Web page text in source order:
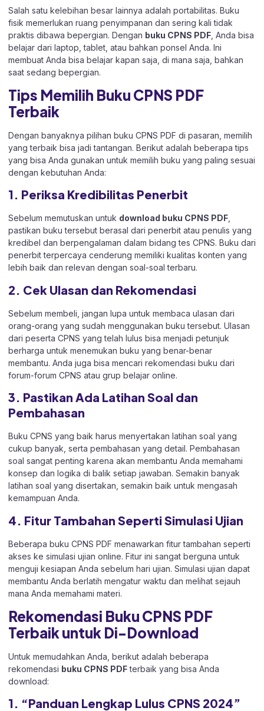
Salah satu kelebihan besar lainnya adalah portabilitas. Buku
fisik memerlukan ruang penyimpanan dan sering kali tidak
praktis dibawa bepergian. Dengan buku CPNS PDF , Anda bisa
belajar dari laptop, tablet, atau bahkan ponsel Anda. Ini
membuat Anda bisa belajar kapan saja, di mana saja, bahkan
saat sedang bepergian.
Tips Memilih Buku CPNS PDF
Terbaik
Dengan banyaknya pilihan buku CPNS PDF di pasaran, memilih
yang terbaik bisa jadi tantangan. Berikut adalah beberapa tips
yang bisa Anda gunakan untuk memilih buku yang paling sesuai
dengan kebutuhan Anda:
1. Periksa Kredibilitas Penerbit
Sebelum memutuskan untuk download buku CPNS PDF
pastikan buku tersebut berasal dari penerbit atau penulis yang
kredibel dan berpengalaman dalam bidang tes CPNS. Buku dari
penerbit terpercaya cenderung memiliki kualitas konten yang
lebih baik dan relevan dengan soal-soal terbaru.
2. Cek Ulasan dan Rekomendasi
Sebelum membeli, jangan lupa untuk membaca ulasan dari
orang-orang yang sudah menggunakan buku tersebut. Ulasan
dari peserta CPNS yang telah lulus bisa menjadi petunjuk
berharga untuk menemukan buku yang benar-benar
membantu. Anda juga bisa mencari rekomendasi buku dari
forum-forum CPNS atau grup belajar online.
3. Pastikan Ada Latihan Soal dan
Pembahasan
Buku CPNS yang baik harus menyertakan latihan soal yang
cukup banyak, serta pembahasan yang detail. Pembahasan
soal sangat penting karena akan membantu Anda memahami
konsep dan logika di balik setiap jawaban. Semakin banyak
latihan soal yang disertakan, semakin baik untuk mengasah
kemampuan Anda.
4. Fitur Tambahan Seperti Simulasi Ujian
Beberapa buku CPNS PDF menawarkan fitur tambahan seperti
akses ke simulasi ujian online. Fitur ini sangat berguna untuk
menguji kesiapan Anda sebelum hari ujian. Simulasi ujian dapat
membantu Anda berlatih mengatur waktu dan melihat sejauh
mana Anda memahami materi.
Rekomendasi Buku CPNS PDF
Terbaik untuk Di-Download
Untuk memudahkan Anda, berikut adalah beberapa
rekomendasi buku CPNS PDFterbaik yang bisa Anda
download:
1. “Panduan Lengkap Lulus CPNS 2024”